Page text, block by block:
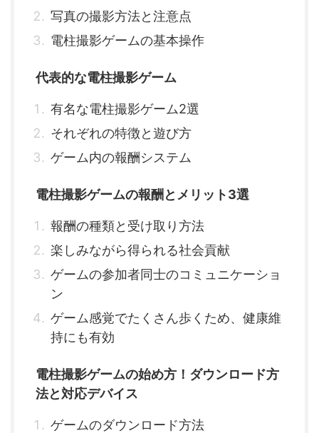
写真の撮影方法と注意点
電柱撮影ゲームの基本操作
代表的な電柱撮影ゲーム
有名な電柱撮影ゲーム2選
それぞれの特徴と遊び方
ゲーム内の報酬システム
電柱撮影ゲームの報酬とメリット3選
報酬の種類と受け取り方法
楽しみながら得られる社会貢献
ゲームの参加者同士のコミュニケーショ
ン
ゲーム感覚でたくさん歩くため、健康維
持にも有効
電柱撮影ゲームの始め方！ダウンロード方
法と対応デバイス
ゲームのダウンロード方法